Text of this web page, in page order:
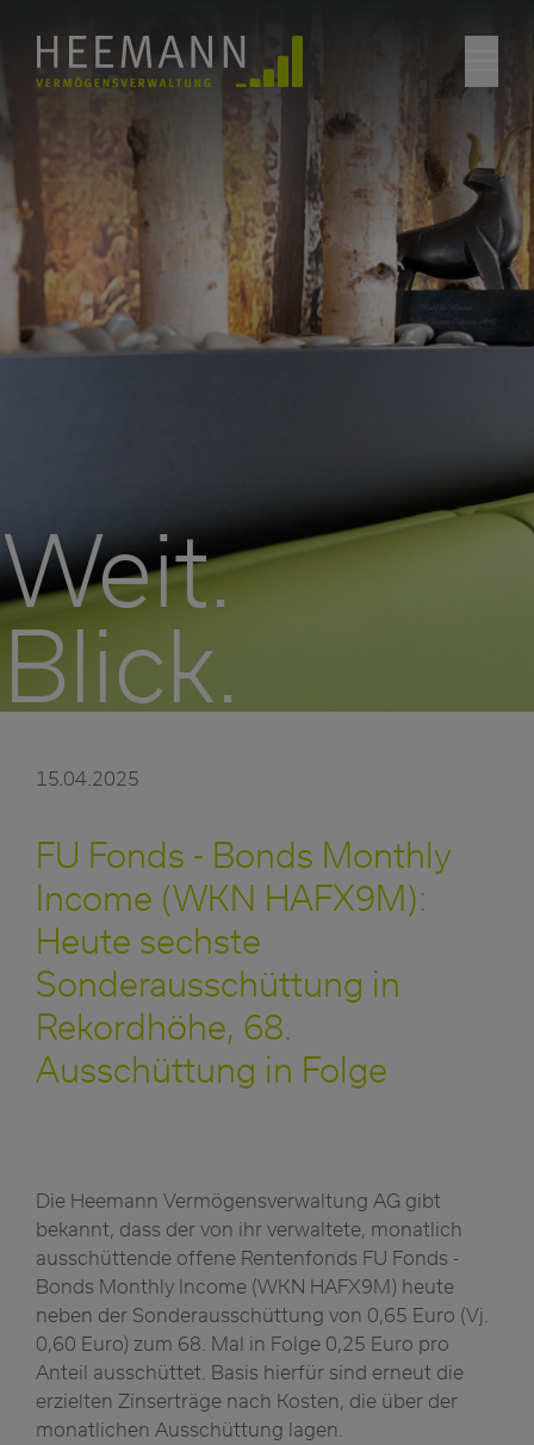
Weit.
Blick.
15.04.2025
FU Fonds - Bonds Monthly
Income (WKN HAFX9M):
Heute sechste
Sonderausschüttung in
Rekordhöhe, 68.
Ausschüttung in Folge
Die Heemann Vermögensverwaltung AG gibt
bekannt, dass der von ihr verwaltete, monatlich
ausschüttende offene Rentenfonds FU Fonds -
Bonds Monthly Income (WKN HAFX9M) heute
neben der Sonderausschüttung von 0,65 Euro (Vj.
0,60 Euro) zum 68. Mal in Folge 0,25 Euro pro
Anteil ausschüttet. Basis hierfür sind erneut die
erzielten Zinserträge nach Kosten, die über der
monatlichen Ausschüttung lagen.